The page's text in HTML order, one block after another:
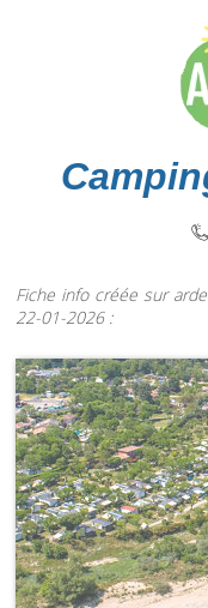
Fiche info créée sur
22-01-2026 :